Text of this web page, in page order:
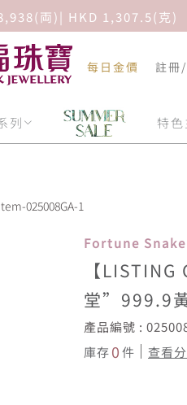
両)| HKD 1,307.5(克)
每日金價 註冊
列 特
025008GA-1
Fortune Snake
【
堂”999.9
產品編號 :
庫存0件 查看